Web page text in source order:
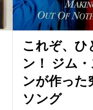
これぞ、ひ
ン！ ジム
ンが作った
ソング